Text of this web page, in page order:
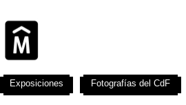
Exposiciones Fotografías del CdF